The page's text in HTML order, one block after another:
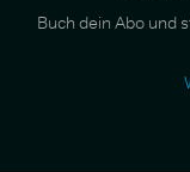
Buch dein Abo und